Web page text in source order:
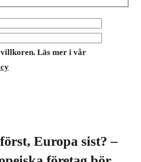
Läs mer i vår
Europa sist? –